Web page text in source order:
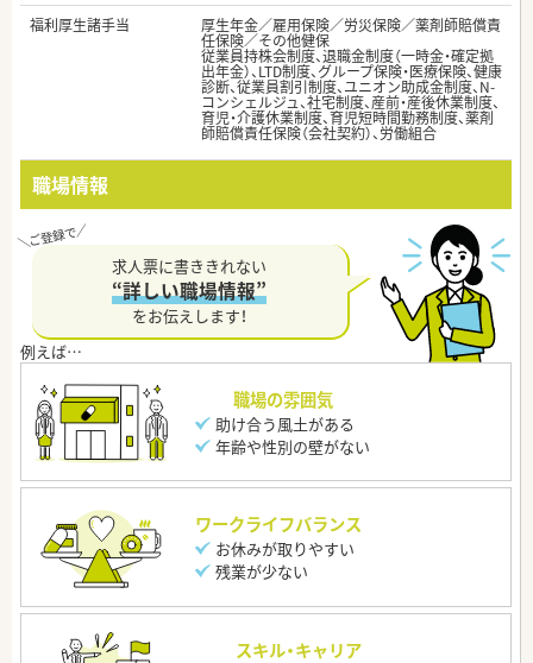
福利厚生諸手当
厚生年金／雇用保険／労災保険／薬剤師賠償責
任保険／その他健保
従業員持株会制度、退職金制度（一時金・確定拠
出年金）、LTD制度、グループ保険・医療保険、健康
診断、従業員割引制度、ユニオン助成金制度、N-
コンシェルジュ、社宅制度、産前・産後休業制度、
育児・介護休業制度、育児短時間勤務制度、薬剤
師賠償責任保険（会社契約）、労働組合
職場情報
求人票に書ききれない
“詳しい職場情報”
をお伝えします！
職場の雰囲気
助け合う風土がある
年齢や性別の壁がない
ワークライフバランス
お休みが取りやすい
残業が少ない
スキル・キャリア